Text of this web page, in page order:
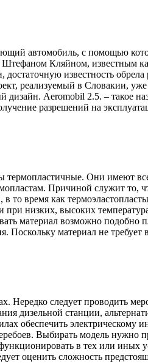
автомобиль, с помощью
Штефаном Кляйном, известным
известность обрела
реализуемый в Словакии, уже
Aeromobil 2.5. – такое
разрешений на
термопластичные. Они имеют
Причиной служит то,
то время как
при низких, высоких
материал возможно подобно
Поскольку материал не требует
Нередко следует проводить
дизельной станции,
обеспечить электрическому
Выбирать модель нужно
в тех или иных
оценить сложность